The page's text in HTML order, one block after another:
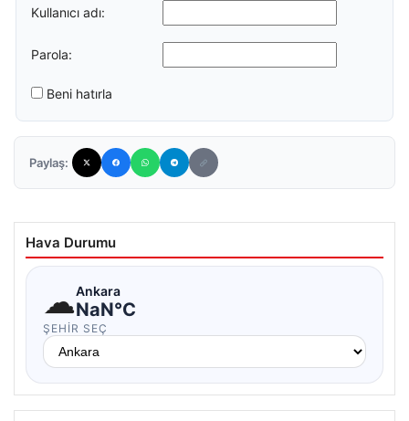
Kullanıcı adı:
Parola:
Beni hatırla
Paylaş:
Hava Durumu
☁Ankara
NaN°C
ŞEHIR SEÇ